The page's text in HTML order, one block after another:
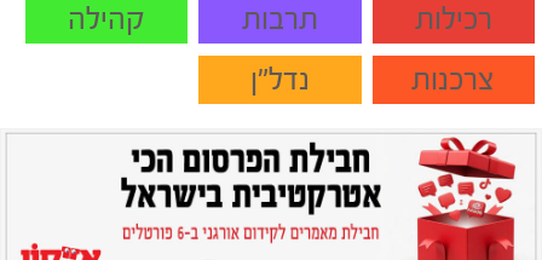
רכילות
תרבות
קהילה
צרכנות
נדל"ן